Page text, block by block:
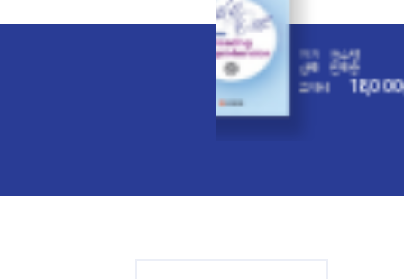
저자
상태
교재비